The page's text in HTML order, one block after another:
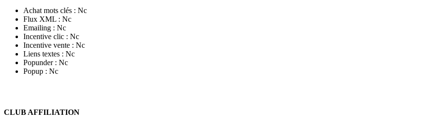
Achat mots clés : Nc
Flux XML : Nc
Emailing : Nc
Incentive clic : Nc
Incentive vente : Nc
Liens textes : Nc
Popunder : Nc
Popup : Nc
CLUB AFFILIATION